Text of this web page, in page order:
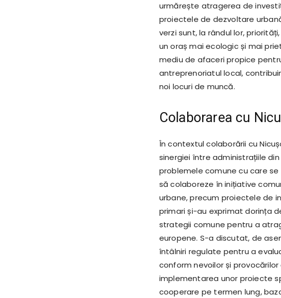
urmărește atragerea de
proiectele de dezvoltare
verzi sunt, la rândul lor,
un oraș mai ecologic și mai
mediu de afaceri propice
antreprenoriatul local,
noi locuri de muncă.
Colaborarea cu
În contextul colaborării cu
sinergiei între administrațiile
problemele comune cu care
să colaboreze în inițiative
urbane, precum proiectele de
primari și-au exprimat dorința
strategii comune pentru a
europene. S-a discutat, de
întâlniri regulate pentru a
conform nevoilor și
implementarea unor proiecte
cooperare pe termen lung,